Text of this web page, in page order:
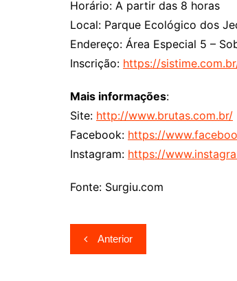
Horário: A partir das 8 horas
Local: Parque Ecológico dos
Endereço: Área Especial 5 –
Inscrição: https://
Mais informações:
Site: http://www.brutas.com.br/
Facebook: https://
Instagram: https://
Fonte: Surgiu.com
Navegação
de
Anterior